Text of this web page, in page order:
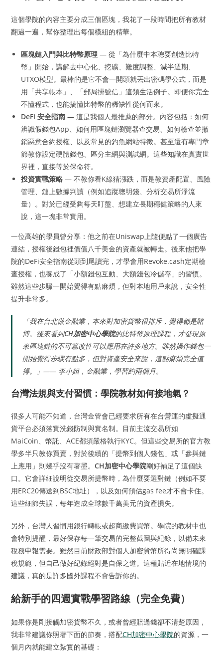
這個學院的內容主要分成三個區塊，我花了一段時間把所有教材
翻過一遍，幫你整理出每個模組的精華。
區塊鏈入門與比特幣原理 — 從「為什麼中本聰要創造比特
幣」開始，講解去中心化、挖礦、難度調整、減半週期、
UTXO模型。最棒的是它不會一開頭就丟出密碼學公式，而是
用「共享帳本」、「郵局掛號信」這類生活例子。即便你完全
不懂程式，也能搞懂比特幣的稀缺性從何而來。
DeFi 安全指南 — 這是我個人最推薦的部分。內容包括：如何
辨識假錢包App、如何用區塊鏈瀏覽器查交易、如何檢查並撤
銷惡意合約授權、以及常見的釣魚網站特徵。甚至還有專門章
節教你設定硬體錢包、區分主網與測試網。這些知識在真實世
界裡，直接等於保命符。
投資實戰策略 — 不教你看K線猜漲跌，而是教資產配置、風險
管理、鏈上數據判讀（例如追蹤聰明錢、分析交易所淨流
量）。對於已經受夠每天盯盤、想建立長期穩健策略的人來
說，這一塊非常實用。
一位高雄的學員曾分享：他之前在Uniswap上隨便點了一個廣告
連結，授權後錢包裡價值八千美金的資產就被轉走。後來他把學
院的DeFi安全指南從頭到尾讀完，才學會用Revoke.cash定期檢
查授權，也養成了「小額錢包互動、大額錢包冷儲存」的習慣。
雖然這些步驟一開始覺得有點麻煩，但對本地用戶來說，安全性
提升非常多。
「我在台北做金融業，本來對加密貨幣很排斥，覺得都是賭
博。後來看到CH加密中心學院的比特幣原理課程，才發現原
來區塊鏈的不可篡改性可以應用在許多地方。雖然操作錢包一
開始覺得步驟有點多，但對資產安全來說，這點麻煩完全值
得。」—— 李小姐，金融業，學習約兩個月。
台灣法規與支付習慣：學院教材如何接地氣？
很多人可能不知道，台灣金管會已經要求所有在台營運的虛擬通
貨平台必須落實洗錢防制與實名制。目前主流交易所如
MaiCoin、幣託、ACE都須嚴格執行KYC。但這些交易所的官方教
學多半只教你買賣，對於後續的「提幣到個人錢包」或「參與鏈
上應用」則幾乎沒有著墨。CH加密中心學院剛好補足了這個缺
口。它會詳細說明從交易所提幣時，為什麼要選對鏈（例如不要
用ERC20傳送到BSC地址），以及如何預估gas fee才不會卡住。
這些細節失誤，每年造成全球數千萬美元的資產損失。
另外，台灣人習慣用銀行轉帳或超商繳費買幣。學院的教材中也
會特別提醒，最好保存每一筆交易的完整截圖與紀錄，以備未來
稅務申報需要。雖然目前財政部對個人加密貨幣所得尚無明確課
稅規範，但自己做好紀錄絕對是自保之道。這種貼近在地情境的
建議，真的是許多國外課程不會告訴你的。
給新手的四週實戰學習路線（完全免費）
如果你是剛接觸加密貨幣不久，或者曾經賠過錢卻不清楚原因，
我非常建議你照著下面的節奏，搭配CH加密中心學院的資源，一
個月內就能建立紮實的基礎：